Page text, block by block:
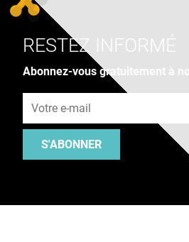
RESTEZ INFORMÉ
Abonnez-vous gratuitement à
S'ABONNER